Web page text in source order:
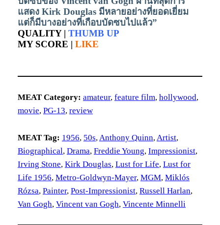
แสดง Kirk Douglas มีหลายอย่างที่ยอดเยี่ยม
แต่ก็มีบางอย่างที่เกือบบัดซบไปแล้ว”
QUALITY | THUMB UP
MY SCORE | LIKE
MEAT Category: amateur, feature film, hollywood
movie, PG-13, review
MEAT Tag: 1956, 50s, Anthony Quinn, Artist
Biographical, Drama, Freddie Young, Impressionist
Irving Stone, Kirk Douglas, Lust for Life, Lust for
Life 1956, Metro-Goldwyn-Mayer, MGM, Miklós
Rózsa, Painter, Post-Impressionist, Russell Harlan
Van Gogh, Vincent van Gogh, Vincente Minnelli